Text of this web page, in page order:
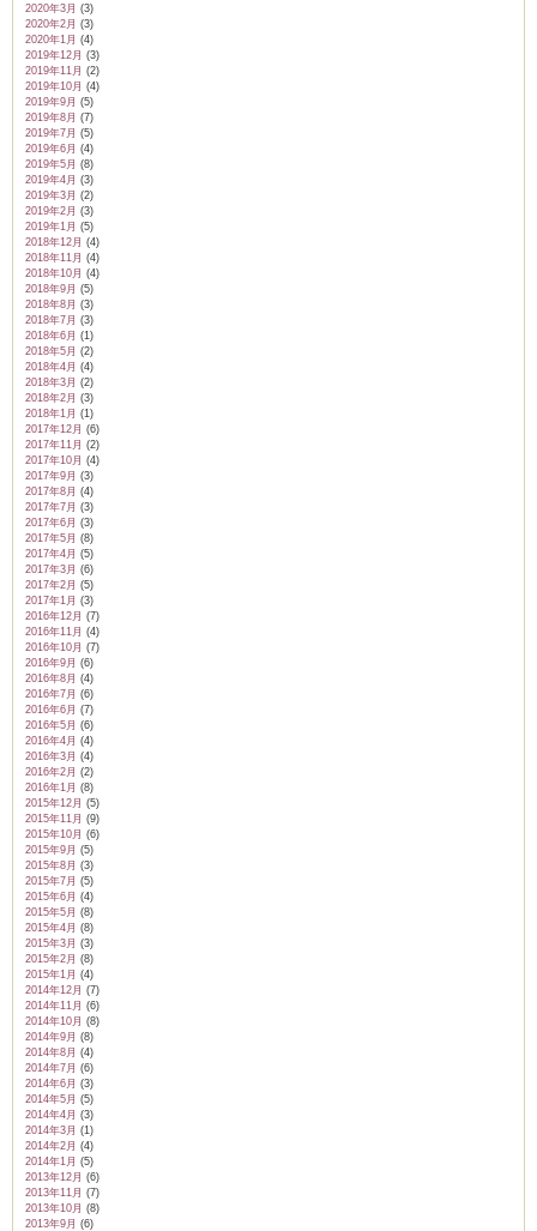
2020年3月 (3)
2020年2月 (3)
2020年1月 (4)
2019年12月 (3)
2019年11月 (2)
2019年10月 (4)
2019年9月 (5)
2019年8月 (7)
2019年7月 (5)
2019年6月 (4)
2019年5月 (8)
2019年4月 (3)
2019年3月 (2)
2019年2月 (3)
2019年1月 (5)
2018年12月 (4)
2018年11月 (4)
2018年10月 (4)
2018年9月 (5)
2018年8月 (3)
2018年7月 (3)
2018年6月 (1)
2018年5月 (2)
2018年4月 (4)
2018年3月 (2)
2018年2月 (3)
2018年1月 (1)
2017年12月 (6)
2017年11月 (2)
2017年10月 (4)
2017年9月 (3)
2017年8月 (4)
2017年7月 (3)
2017年6月 (3)
2017年5月 (8)
2017年4月 (5)
2017年3月 (6)
2017年2月 (5)
2017年1月 (3)
2016年12月 (7)
2016年11月 (4)
2016年10月 (7)
2016年9月 (6)
2016年8月 (4)
2016年7月 (6)
2016年6月 (7)
2016年5月 (6)
2016年4月 (4)
2016年3月 (4)
2016年2月 (2)
2016年1月 (8)
2015年12月 (5)
2015年11月 (9)
2015年10月 (6)
2015年9月 (5)
2015年8月 (3)
2015年7月 (5)
2015年6月 (4)
2015年5月 (8)
2015年4月 (8)
2015年3月 (3)
2015年2月 (8)
2015年1月 (4)
2014年12月 (7)
2014年11月 (6)
2014年10月 (8)
2014年9月 (8)
2014年8月 (4)
2014年7月 (6)
2014年6月 (3)
2014年5月 (5)
2014年4月 (3)
2014年3月 (1)
2014年2月 (4)
2014年1月 (5)
2013年12月 (6)
2013年11月 (7)
2013年10月 (8)
2013年9月 (6)